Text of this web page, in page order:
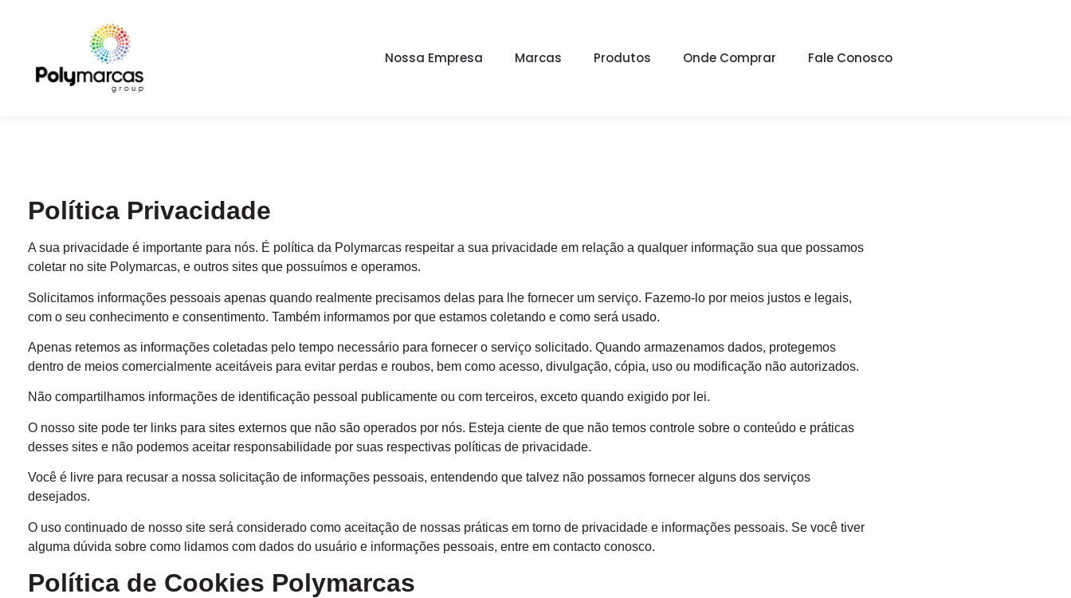
Nossa Empresa Marcas Produtos Onde Comprar Fale Conosco
Política de Privacidade
Política Privacidade
A sua privacidade é importante para nós. É política da Polymarcas respeitar a sua privacidade em relação a qualquer informação sua que possamos
coletar no site Polymarcas, e outros sites que possuímos e operamos.
Solicitamos informações pessoais apenas quando realmente precisamos delas para lhe fornecer um serviço. Fazemo-lo por meios justos e legais,
com o seu conhecimento e consentimento. Também informamos por que estamos coletando e como será usado.
Apenas retemos as informações coletadas pelo tempo necessário para fornecer o serviço solicitado. Quando armazenamos dados, protegemos
dentro de meios comercialmente aceitáveis para evitar perdas e roubos, bem como acesso, divulgação, cópia, uso ou modificação não autorizados.
Não compartilhamos informações de identificação pessoal publicamente ou com terceiros, exceto quando exigido por lei.
O nosso site pode ter links para sites externos que não são operados por nós. Esteja ciente de que não temos controle sobre o conteúdo e práticas
desses sites e não podemos aceitar responsabilidade por suas respectivas políticas de privacidade.
Você é livre para recusar a nossa solicitação de informações pessoais, entendendo que talvez não possamos fornecer alguns dos serviços
desejados.
O uso continuado de nosso site será considerado como aceitação de nossas práticas em torno de privacidade e informações pessoais. Se você tiver
alguma dúvida sobre como lidamos com dados do usuário e informações pessoais, entre em contacto conosco.
Política de Cookies Polymarcas